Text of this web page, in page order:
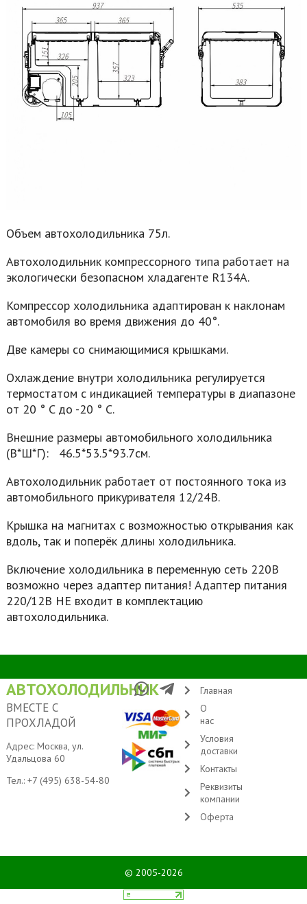
Объем автохолодильника 75л.
Автохолодильник компрессорного типа работает на
экологически безопасном хладагенте R134A.
Компрессор холодильника адаптирован к наклонам
автомобиля во время движения до 40°.
Две камеры со снимающимися крышками.
Охлаждение внутри холодильника регулируется
термостатом с индикацией температуры в диапазоне
от 20 ° C до -20 ° C.
Внешние размеры автомобильного холодильника
(В*Ш*Г): 46.5*53.5*93.7см.
Автохолодильник работает от постоянного тока из
автомобильного прикуривателя 12/24В.
Крышка на магнитах с возможностью открывания как
вдоль, так и поперёк длины холодильника.
Включение холодильника в переменную сеть 220В
возможно через адаптер питания! Адаптер питания
220/12В НЕ входит в комплектацию
автохолодильника.
АВТОХОЛОДИЛЬНИК
ВМЕСТЕ С
ПРОХЛАДОЙ
Адрес: Москва, ул.
Удальцова 60
Тел.: +7 (495) 638-54-80
Главная
О
нас
Условия
доставки
Контакты
Реквизиты
компании
Оферта
© 2005-2026